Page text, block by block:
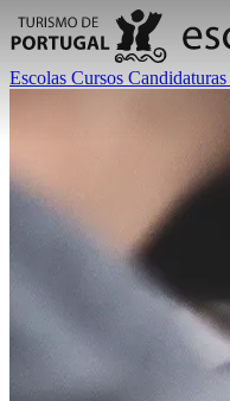
Escolas Cursos Candidaturas